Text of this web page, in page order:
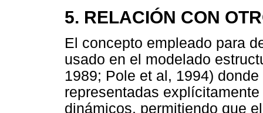
5. RELACIÓN CON
El concepto empleado para
usado en el modelado
1989; Pole et al, 1994)
representadas
dinámicos, permitiendo que